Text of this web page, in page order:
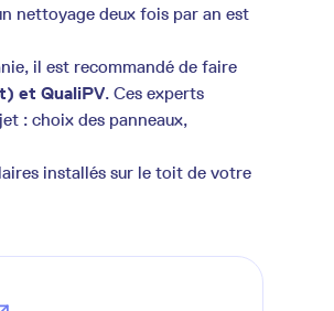
nettoyage deux fois par an est
il est recommandé de faire
et QualiPV. Ces experts
: choix des panneaux,
installés sur le toit de votre